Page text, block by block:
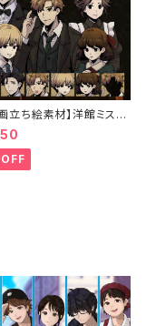
立ち絵素材】洋館ミステ
ラクターVol.2｜メイド・
偵・少年・少女キャラ5体
分あり）